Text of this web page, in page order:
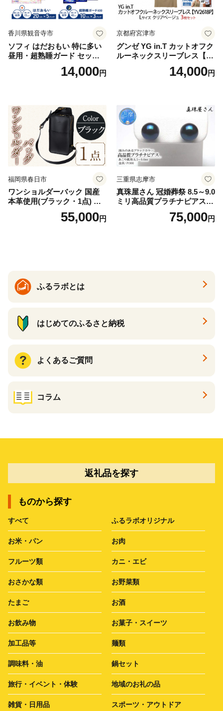
香川県観音寺市
ソフィ はだおもい 特に多い
昼用・超熟睡ガード セット
羽付き ナプキン 生理用品 サ
ニタリー ユニ・チャーム
14,000円
京都府宮津市
グンゼ YG in.T カットオフク
ルーネックスリーブレス【Y
V2618P】Lサイズ クリアベ
ージュ3枚セット [№5716-04
14,000円
福岡県春日市
ワンショルダーバック 国産
本革使用(ブラック・1点) 鞄
バック バッグ カバン レザー
国産 日本製 牛革 黒 革 革製
55,000円
三重県志摩市
真珠屋さん 冠婚葬祭 8.5～9.0
ミリ高品質プラチナピアス P
t900 志摩産アコヤ真珠 ブラ
ックパール 黒真珠75,000円
ふるラボとは
はじめてのふるさと納税
よくあるご質問
コラム
返礼品を探す
ものから探す
すべて ふるラボオリジナル
お米・パン お肉
フルーツ類 カニ・エビ
おさかな類 お野菜類
たまご お酒
お飲み物 お菓子・スイーツ
加工品等 麺類
調味料・油 鍋セット
旅行・イベント・体験 地域のお礼の品
雑貨・日用品 スポーツ・アウトドア